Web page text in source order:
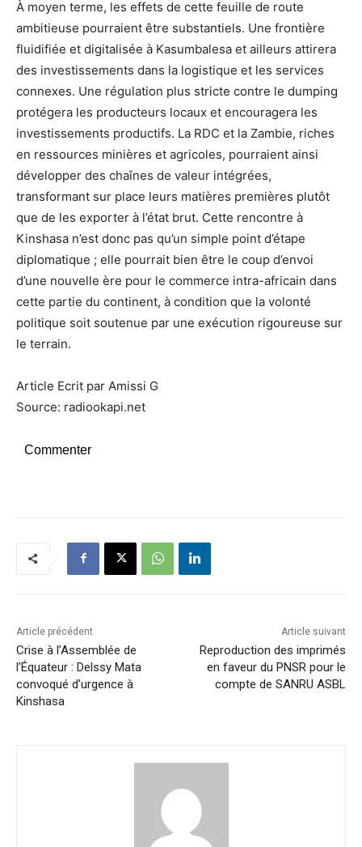
À moyen terme, les effets de cette feuille de route
ambitieuse pourraient être substantiels. Une frontière
fluidifiée et digitalisée à Kasumbalesa et ailleurs attirera
des investissements dans la logistique et les services
connexes. Une régulation plus stricte contre le dumping
protégera les producteurs locaux et encouragera les
investissements productifs. La RDC et la Zambie, riches
en ressources minières et agricoles, pourraient ainsi
développer des chaînes de valeur intégrées,
transformant sur place leurs matières premières plutôt
que de les exporter à l’état brut. Cette rencontre à
Kinshasa n’est donc pas qu’un simple point d’étape
diplomatique ; elle pourrait bien être le coup d’envoi
d’une nouvelle ère pour le commerce intra-africain dans
cette partie du continent, à condition que la volonté
politique soit soutenue par une exécution rigoureuse sur
le terrain.
Article Ecrit par Amissi G
Source: radiookapi.net
Commenter
Article précédent
Crise à l’Assemblée de
l’Équateur : Delssy Mata
convoqué d’urgence à
Kinshasa
Article suivant
Reproduction des imprimés
en faveur du PNSR pour le
compte de SANRU ASBL